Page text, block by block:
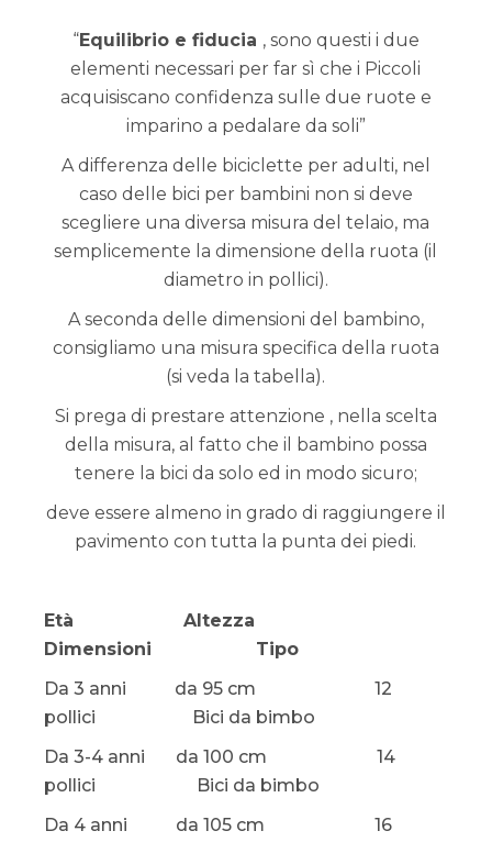
“Equilibrio e fiducia , sono questi i due
elementi necessari per far sì che i Piccoli
acquisiscano confidenza sulle due ruote e
imparino a pedalare da soli”
A differenza delle biciclette per adulti, nel
caso delle bici per bambini non si deve
scegliere una diversa misura del telaio, ma
semplicemente la dimensione della ruota (il
diametro in pollici).
A seconda delle dimensioni del bambino,
consigliamo una misura specifica della ruota
(si veda la tabella).
Si prega di prestare attenzione , nella scelta
della misura, al fatto che il bambino possa
tenere la bici da solo ed in modo sicuro;
deve essere almeno in grado di raggiungere il
pavimento con tutta la punta dei piedi.
Età Altezza
Dimensioni Tipo
Da 3 anni da 95 cm 12
pollici Bici da bimbo
Da 3-4 anni da 100 cm 14
pollici Bici da bimbo
Da 4 anni da 105 cm 16